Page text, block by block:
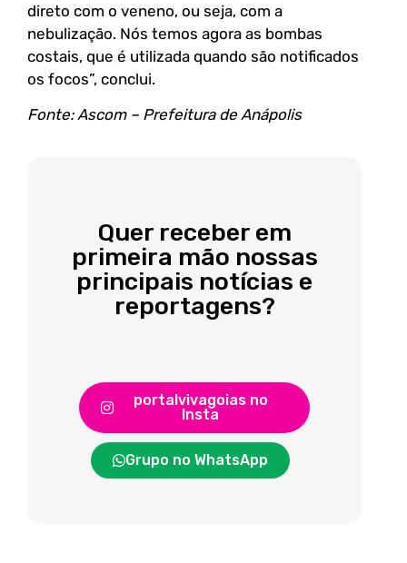
direto com o veneno, ou seja, com a
nebulização. Nós temos agora as bombas
costais, que é utilizada quando são notificados
os focos”, conclui.
Fonte: Ascom – Prefeitura de Anápolis
Quer receber em
primeira mão nossas
principais notícias e
reportagens?
portalvivagoias no
Insta
Grupo no WhatsApp